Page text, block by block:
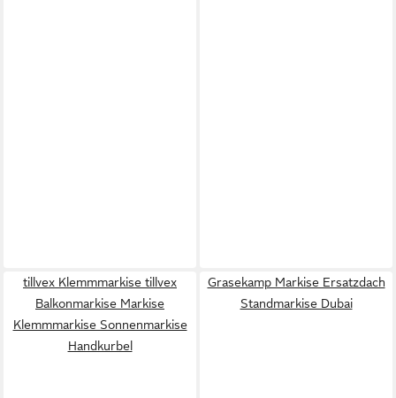
tillvex Klemmmarkise tillvex
Balkonmarkise Markise
Klemmmarkise Sonnenmarkise
Handkurbel
Grasekamp Markise Ersatzdach
Standmarkise Dubai